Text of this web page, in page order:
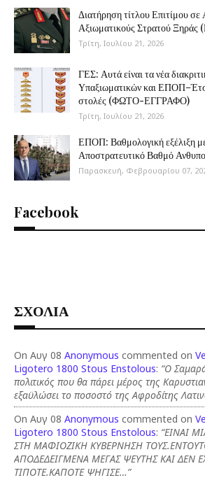
Διατήρηση τίτλου Επιτίμου σε
Αξιωματικούς Στρατού
Τρίτη, Ιουλίου 21, 2026
ΓΕΣ: Αυτά είναι τα νέα
Υπαξιωματικών και
στολές (ΦΩΤΟ-ΕΓΓΡΑΦΟ)
Τρίτη, Ιουλίου 21, 2026
ΕΠΟΠ: Βαθμολογική εξέλιξη
Αποστρατευτικό Βαθμό
Παρασκευή, Φεβρουαρίου 07,
Facebook
ΣΧΟΛΙΑ
On Αυγ 08 Anonymous commented on
Ligotero 1800 Stous Enstolous: “Ο
πολιτικός που θα πάρει μέρος της
εξαϋλώσει το ποσοστό της Αφροδίτης
On Αυγ 08 Anonymous commented on
Ligotero 1800 Stous Enstolous: “ΕΙΝΑΙ
ΣΤΗ ΜΑΦΙΟΖΙΚΗ ΚΥΒΕΡΝΗΣΗ
ΑΠΟΔΕΔΕΙΓΜΕΝΑ ΜΕΓΑΣ ΨΕΥΤΗΣ ΚΑΙ ΔΕΝ
ΤΙΠΟΤΕ.ΚΑΠΟΤΕ ΨΗΓΙΣΕ…”